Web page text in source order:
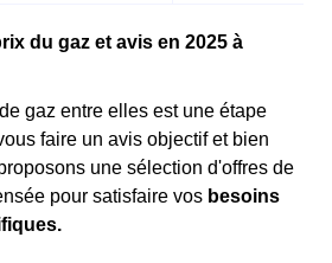
du gaz et avis en 2025 à
gaz entre elles est une étape
faire un avis objectif et bien
une sélection d'offres de
pour satisfaire vos besoins